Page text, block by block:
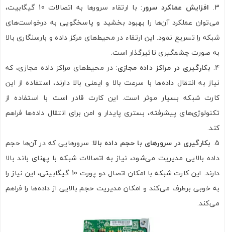
افزایش عملکرد سرور
: با ارتقاء سرورها به اتصالات 10 گیگابیت،
می‌توان عملکرد آن‌ها را بهبود بخشید و پاسخگویی به درخواست‌های
شبکه را تسریع نمود. این ارتقاء در محیط‌های مرکز داده و بارسنگاری بالا
به صورت چشمگیری تاثیرگذار است.
بکارگیری در مراکز داده مجازی: در محیط‌های مراکز داده مجازی، که
نیاز به انتقال داده‌ها با سرعت بالا و ایمنی بالا دارند، استفاده از این
کارت شبکه بسیار موثر است. این کارت قادر است با استفاده از
تکنولوژی‌های پیشرفته، بستری پایدار و امن برای انتقال داده‌ها فراهم
کند.
بکارگیری در سرورهای با حجم داده بالا: سرورهایی که در آن‌ها حجم
داده بالایی مدیریت می‌شود، نیاز به اتصالات شبکه با پهنای باند بالا
دارند. این کارت شبکه با امکان اتصال دو پورت 10 گیگابیتی، این نیاز را
به خوبی برطرف می‌کند و امکان مدیریت حجم بالایی از داده‌ها را فراهم
می‌کند.
ارسال